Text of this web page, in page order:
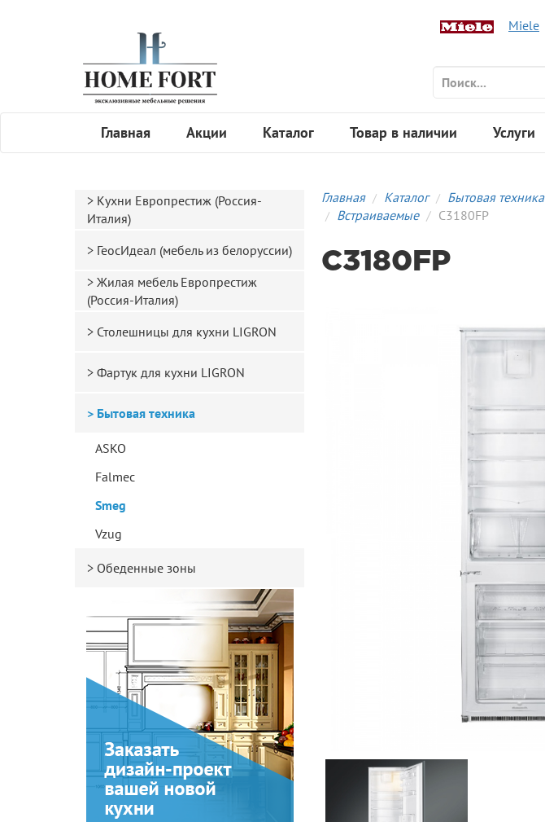
Miele
Главная Акции Каталог Товар в наличии Услуги
Главная Каталог Бытовая техника
Встраиваемые
C3180FP
Кухни Европрестиж (Россия-
Италия)
ГеосИдеал (мебель из белоруссии)
Жилая мебель Европрестиж
(Россия-Италия)
Столешницы для кухни LIGRON
Фартук для кухни LIGRON
Бытовая техника
ASKO
Falmec
Smeg
Vzug
Обеденные зоны
C3180FP